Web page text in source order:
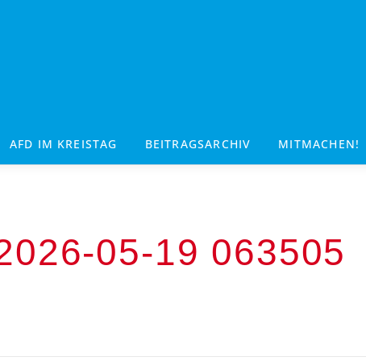
AFD IM KREISTAG BEITRAGSARCHIV MITMACHEN!
05-19 063505